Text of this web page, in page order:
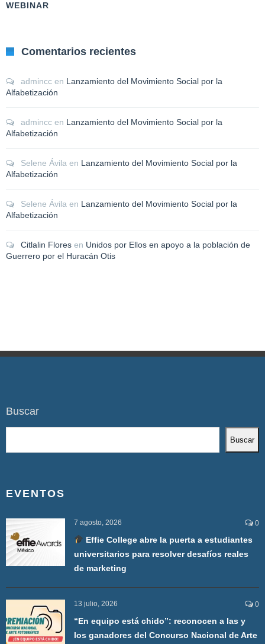
WEBINAR
Comentarios recientes
admincc en Lanzamiento del Movimiento Social por la
Alfabetización
admincc en Lanzamiento del Movimiento Social por la
Alfabetización
Selene Ávila en Lanzamiento del Movimiento Social por la
Alfabetización
Selene Ávila en Lanzamiento del Movimiento Social por la
Alfabetización
Citlalin Flores en Unidos por Ellos en apoyo a la población de
Guerrero por el Huracán Otis
Buscar
Buscar
EVENTOS
7 agosto, 2026 0
Effie College abre la puerta a estudiantes
universitarios para resolver desafíos reales
de marketing
13 julio, 2026 0
“En equipo está chido”: reconocen a las y
los ganadores del Concurso Nacional de Arte